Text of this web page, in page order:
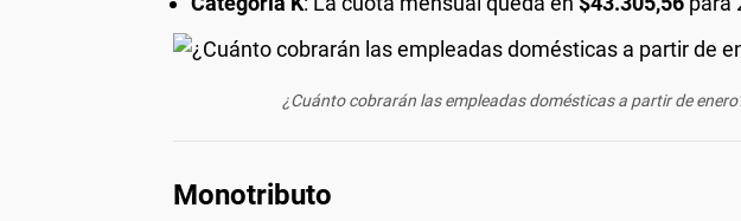
¿Cuánto cobrarán las empleadas domésticas a partir de
Monotributo